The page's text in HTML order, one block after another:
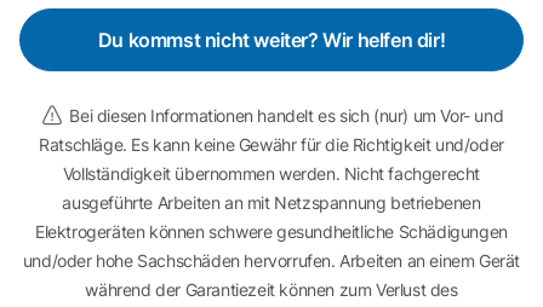
Du kommst nicht weiter? Wir helfen dir!
Bei diesen Informationen handelt es sich (nur) um Vor- und
Ratschläge. Es kann keine Gewähr für die Richtigkeit und/oder
Vollständigkeit übernommen werden. Nicht fachgerecht
ausgeführte Arbeiten an mit Netzspannung betriebenen
Elektrogeräten können schwere gesundheitliche Schädigungen
und/oder hohe Sachschäden hervorrufen. Arbeiten an einem Gerät
während der Garantiezeit können zum Verlust des